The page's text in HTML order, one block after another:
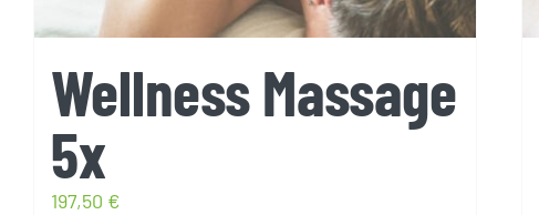
Wellness Massage
5x
197,50 €